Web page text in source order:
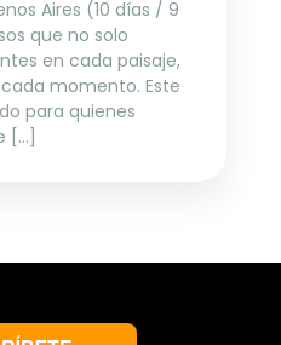
Aires (10 días / 9
que no solo
en cada paisaje,
momento. Este
para quienes
[…]